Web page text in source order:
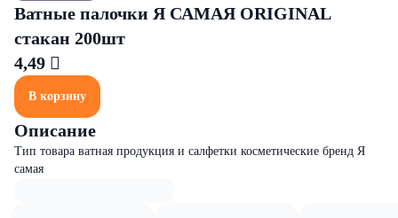
Ватные палочки Я САМАЯ ORIGINAL
стакан 200шт
4,49 
В корзину
Описание
Тип товара ватная продукция и салфетки косметические бренд Я
самая